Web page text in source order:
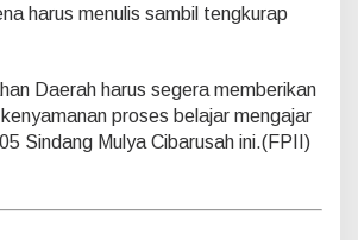
harus menulis sambil tengkurap
Daerah harus segera memberikan
proses belajar mengajar
Sindang Mulya Cibarusah ini.(FPII)